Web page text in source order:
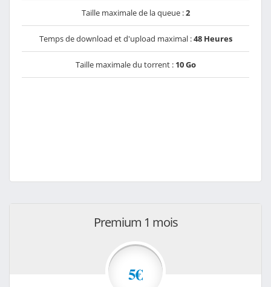
Taille maximale de la queue :2
Temps de download et d'upload maximal :48 Heures
Taille maximale du torrent : 10 Go
Premium 1 mois
5€